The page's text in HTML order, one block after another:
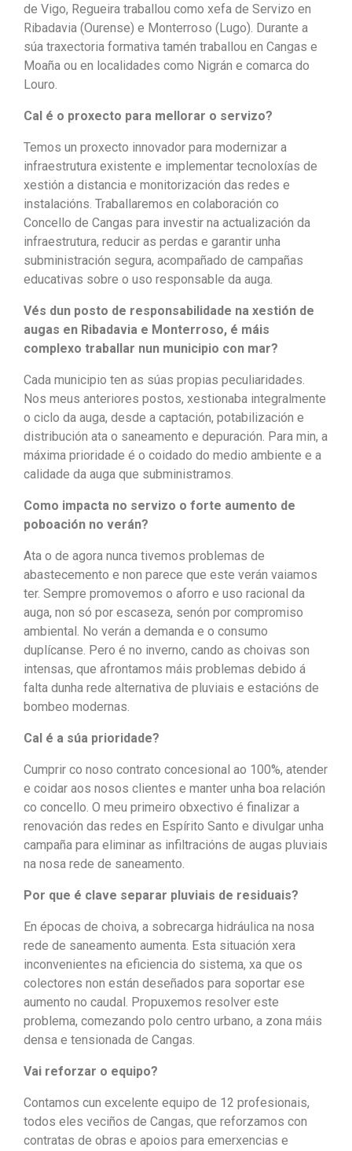
de Vigo, Regueira traballou como xefa de Servizo en
Ribadavia (Ourense) e Monterroso (Lugo). Durante a
súa traxectoria formativa tamén traballou en Cangas e
Moaña ou en localidades como Nigrán e comarca do
Louro.
Cal é o proxecto para mellorar o servizo?
Temos un proxecto innovador para modernizar a
infraestrutura existente e implementar tecnoloxías de
xestión a distancia e monitorización das redes e
instalacións. Traballaremos en colaboración co
Concello de Cangas para investir na actualización da
infraestrutura, reducir as perdas e garantir unha
subministración segura, acompañado de campañas
educativas sobre o uso responsable da auga.
Vés dun posto de responsabilidade na xestión de
augas en Ribadavia e Monterroso, é máis
complexo traballar nun municipio con mar?
Cada municipio ten as súas propias peculiaridades.
Nos meus anteriores postos, xestionaba integralmente
o ciclo da auga, desde a captación, potabilización e
distribución ata o saneamento e depuración. Para min, a
máxima prioridade é o coidado do medio ambiente e a
calidade da auga que subministramos.
Como impacta no servizo o forte aumento de
poboación no verán?
Ata o de agora nunca tivemos problemas de
abastecemento e non parece que este verán vaiamos
ter. Sempre promovemos o aforro e uso racional da
auga, non só por escaseza, senón por compromiso
ambiental. No verán a demanda e o consumo
duplícanse. Pero é no inverno, cando as choivas son
intensas, que afrontamos máis problemas debido á
falta dunha rede alternativa de pluviais e estacións de
bombeo modernas.
Cal é a súa prioridade?
Cumprir co noso contrato concesional ao 100%, atender
e coidar aos nosos clientes e manter unha boa relación
co concello. O meu primeiro obxectivo é finalizar a
renovación das redes en Espírito Santo e divulgar unha
campaña para eliminar as infiltracións de augas pluviais
na nosa rede de saneamento.
Por que é clave separar pluviais de residuais?
En épocas de choiva, a sobrecarga hidráulica na nosa
rede de saneamento aumenta. Esta situación xera
inconvenientes na eficiencia do sistema, xa que os
colectores non están deseñados para soportar ese
aumento no caudal. Propuxemos resolver este
problema, comezando polo centro urbano, a zona máis
densa e tensionada de Cangas.
Vai reforzar o equipo?
Contamos cun excelente equipo de 12 profesionais,
todos eles veciños de Cangas, que reforzamos con
contratas de obras e apoios para emerxencias e